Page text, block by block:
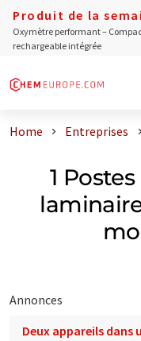
Produit de la
Oxymètre performant –
rechargeable intégrée
Home Entreprises
1
Annonces
Deux appareils